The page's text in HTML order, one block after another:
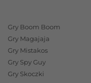
zabawy.
Idealny
– Wysoka
Gry Boom Boom
Gry Magajaja
Gry Mistakos
Gry Spy Guy
Gry Skoczki